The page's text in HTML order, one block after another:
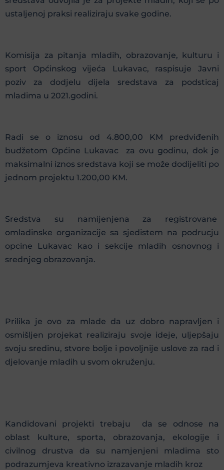
ustaljenoj praksi realiziraju svake godine.
Komisija za pitanja mladih, obrazovanje, kulturu i
sport Općinskog vijeća Lukavac, raspisuje Javni
poziv za dodjelu dijela sredstava za podsticaj
mladima u 2021.godini.
Radi se o iznosu od 4.800,00 KM predviđenih
budžetom Općine Lukavac za ovu godinu, dok je
maksimalni iznos sredstava koji se može dodijeliti po
jednom projektu 1.200,00 KM.
Sredstva su namijenjena za registrovane
omladinske organizacije sa sjedistem na podrucju
opcine Lukavac kao i sekcije mladih osnovnog i
srednjeg obrazovanja.
Prilika je ovo za mlade da uz dobro napravljen i
osmišljen projekat realiziraju svoje ideje, uljepšaju
svoju sredinu, stvore bolje i povoljnije uslove za rad i
djelovanje mladih u svom okruženju.
Kandidovani projekti trebaju da se odnose na
oblast kulture, sporta, obrazovanja, ekologije i
civilnog drustva da su namjenjeni mladima sto
podrazumjeva kreativno izrazavanje mladih kroz